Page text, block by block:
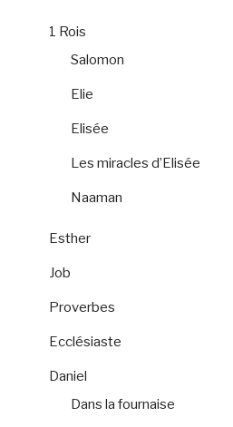
1 Rois
Salomon
Elie
Elisée
Les miracles d’Elisée
Naaman
Esther
Job
Proverbes
Ecclésiaste
Daniel
Dans la fournaise